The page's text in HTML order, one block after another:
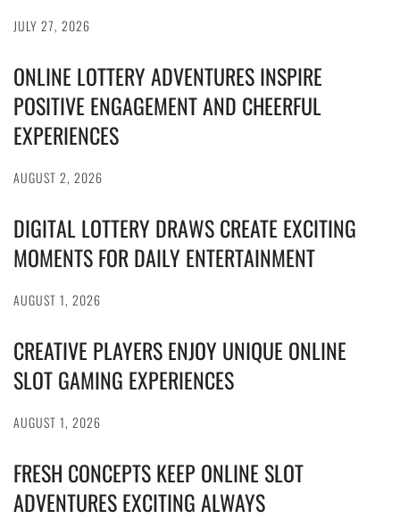
JULY 27, 2026
ONLINE LOTTERY ADVENTURES INSPIRE
POSITIVE ENGAGEMENT AND CHEERFUL
EXPERIENCES
AUGUST 2, 2026
DIGITAL LOTTERY DRAWS CREATE EXCITING
MOMENTS FOR DAILY ENTERTAINMENT
AUGUST 1, 2026
CREATIVE PLAYERS ENJOY UNIQUE ONLINE
SLOT GAMING EXPERIENCES
AUGUST 1, 2026
FRESH CONCEPTS KEEP ONLINE SLOT
ADVENTURES EXCITING ALWAYS